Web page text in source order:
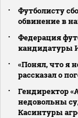
Футболисту
обвинение в
Федерация
кандидатуры
«Понял, что я
рассказал о
Гендиректор
недовольны
Касинтуры